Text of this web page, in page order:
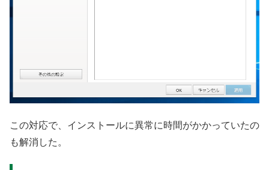
この対応で、インストールに異常に時間がかかっていたの
も解消した。